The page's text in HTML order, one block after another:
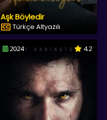
Aşk Böyledir
Türkçe Altyazılı
2024 4.2